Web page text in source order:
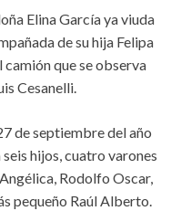
Elina García ya viuda
de su hija Felipa
que se observa
Cesanelli.
de septiembre del año
hijos, cuatro varones
Rodolfo Oscar,
pequeño Raúl Alberto.